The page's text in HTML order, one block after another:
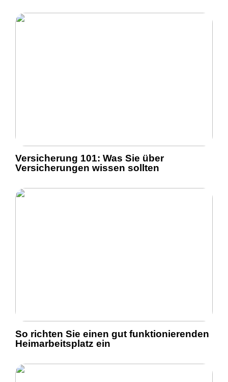
Versicherung 101: Was Sie über
Versicherungen wissen sollten
So richten Sie einen gut funktionierenden
Heimarbeitsplatz ein